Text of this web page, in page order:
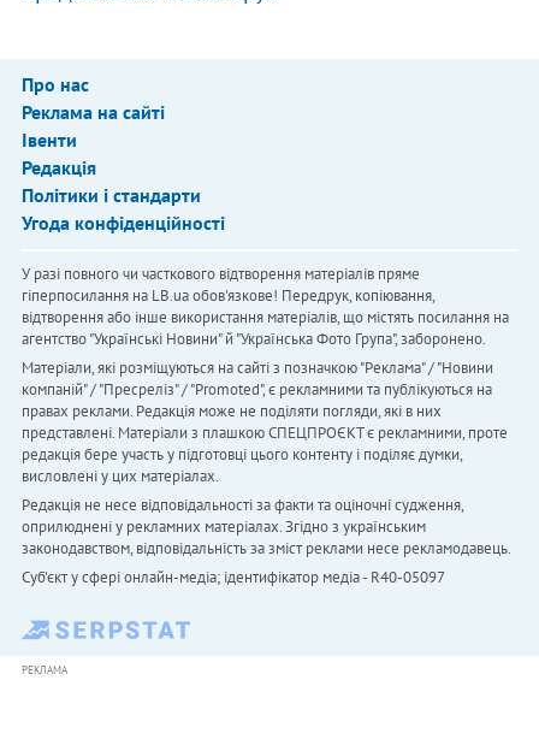
Про нас
Реклама на сайті
Івенти
Редакція
Політики і стандарти
Угода конфіденційності
У разі повного чи часткового відтворення матеріалів пряме
гіперпосилання на LB.ua обов'язкове! Передрук, копіювання,
відтворення або інше використання матеріалів, що містять посилання на
агентство "Українськi Новини" й "Українська Фото Група", заборонено.
Матеріали, які розміщуються на сайті з позначкою "Реклама" / "Новини
компаній" / "Пресреліз" / "Promoted", є рекламними та публікуються на
правах реклами. Редакція може не поділяти погляди, які в них
представлені. Матеріали з плашкою СПЕЦПРОЄКТ є рекламними, проте
редакція бере участь у підготовці цього контенту і поділяє думки,
висловлені у цих матеріалах.
Редакція не несе відповідальності за факти та оціночні судження,
оприлюднені у рекламних матеріалах. Згідно з українським
законодавством, відповідальність за зміст реклами несе рекламодавець.
Cуб'єкт у сфері онлайн-медіа; ідентифікатор медіа - R40-05097
РЕКЛАМА